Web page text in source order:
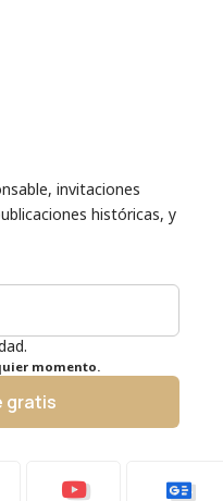
invitaciones
históricas, y
momento.
gratis